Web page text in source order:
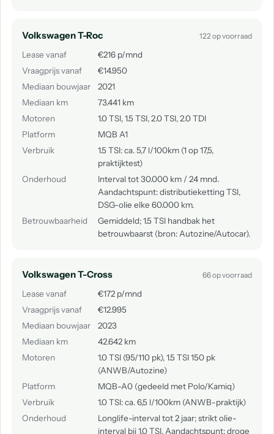
Volkswagen T-Roc 122 op voorraad
Lease vanaf
€216 p/mnd
Vraagprijs vanaf
€14.950
Mediaan bouwjaar
2021
Mediaan km
73.441 km
Motoren
1.0 TSI, 1.5 TSI, 2.0 TSI, 2.0 TDI
Platform
MQB A1
Verbruik
1.5 TSI: ca. 5,7 l/100km (1 op 17,5,
praktijktest)
Onderhoud
Interval tot 30.000 km / 24 mnd.
Aandachtspunt: distributieketting TSI,
DSG-olie elke 60.000 km.
Betrouwbaarheid
Gemiddeld; 1.5 TSI handbak het
betrouwbaarst (bron: Autozine/Autocar).
Volkswagen T-Cross 66 op voorraad
Lease vanaf
€172 p/mnd
Vraagprijs vanaf
€12.995
Mediaan bouwjaar
2023
Mediaan km
42.642 km
Motoren
1.0 TSI (95/110 pk), 1.5 TSI 150 pk
(ANWB/Autozine)
Platform
MQB-A0 (gedeeld met Polo/Kamiq)
Verbruik
1.0 TSI: ca. 6,5 l/100km (ANWB-praktijk)
Onderhoud
Longlife-interval tot 2 jaar; strikt olie-
interval bij 1.0 TSI. Aandachtspunt: droge